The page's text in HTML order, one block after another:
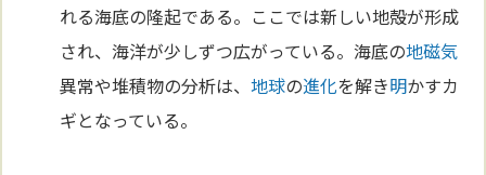
れる海底の隆起である。ここでは新しい地殻が形成
され、海洋が少しずつ広がっている。海底の地磁気
異常や堆積物の分析は、地球の進化を解き明かすカ
ギとなっている。